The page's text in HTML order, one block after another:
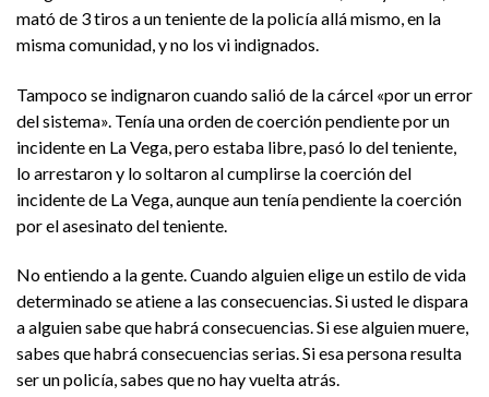
mató de 3 tiros a un teniente de la policía allá mismo, en la
misma comunidad, y no los vi indignados.
Tampoco se indignaron cuando salió de la cárcel «por un error
del sistema». Tenía una orden de coerción pendiente por un
incidente en La Vega, pero estaba libre, pasó lo del teniente,
lo arrestaron y lo soltaron al cumplirse la coerción del
incidente de La Vega, aunque aun tenía pendiente la coerción
por el asesinato del teniente.
No entiendo a la gente. Cuando alguien elige un estilo de vida
determinado se atiene a las consecuencias. Si usted le dispara
a alguien sabe que habrá consecuencias. Si ese alguien muere,
sabes que habrá consecuencias serias. Si esa persona resulta
ser un policía, sabes que no hay vuelta atrás.